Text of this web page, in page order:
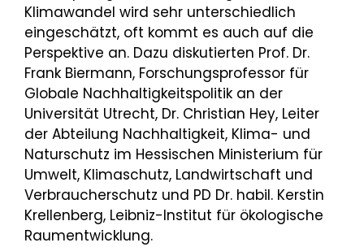
Klimawandel wird sehr unterschiedlich
eingeschätzt, oft kommt es auch auf die
Perspektive an. Dazu diskutierten Prof. Dr.
Frank Biermann, Forschungsprofessor für
Globale Nachhaltigkeitspolitik an der
Universität Utrecht, Dr. Christian Hey, Leiter
der Abteilung Nachhaltigkeit, Klima- und
Naturschutz im Hessischen Ministerium für
Umwelt, Klimaschutz, Landwirtschaft und
Verbraucherschutz und PD Dr. habil. Kerstin
Krellenberg, Leibniz-Institut für ökologische
Raumentwicklung.